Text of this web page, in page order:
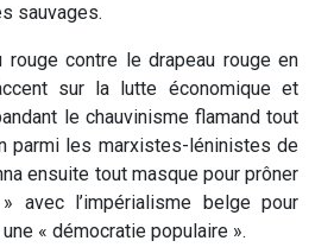
sauvages.
rouge contre le drapeau rouge en
sur la lutte économique et
le chauvinisme flamand tout
parmi les marxistes-léninistes de
ensuite tout masque pour prôner
» avec l’impérialisme belge pour
« démocratie populaire ».